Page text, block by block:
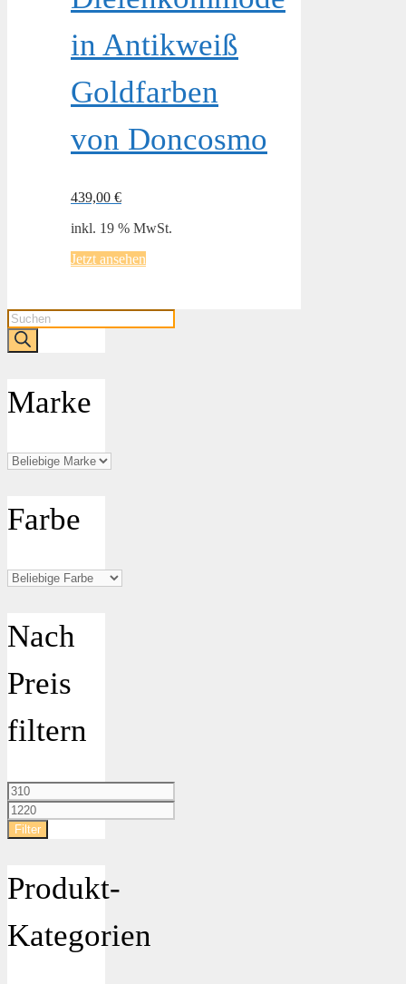
in Antikweiß
Goldfarben
von Doncosmo
439,00 €
inkl. 19 % MwSt.
Jetzt ansehen
Products
search
Marke
Farbe
Nach
Preis
filtern
Min.
Preis
Max.
Preis
Filter
Produkt-
Kategorien